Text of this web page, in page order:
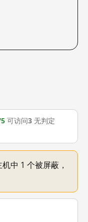
可访问3 无判定
中 1 个被屏蔽，